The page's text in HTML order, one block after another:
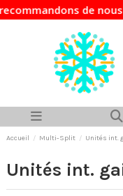
de
Accueil Multi-Split Unités int.
Unités int.